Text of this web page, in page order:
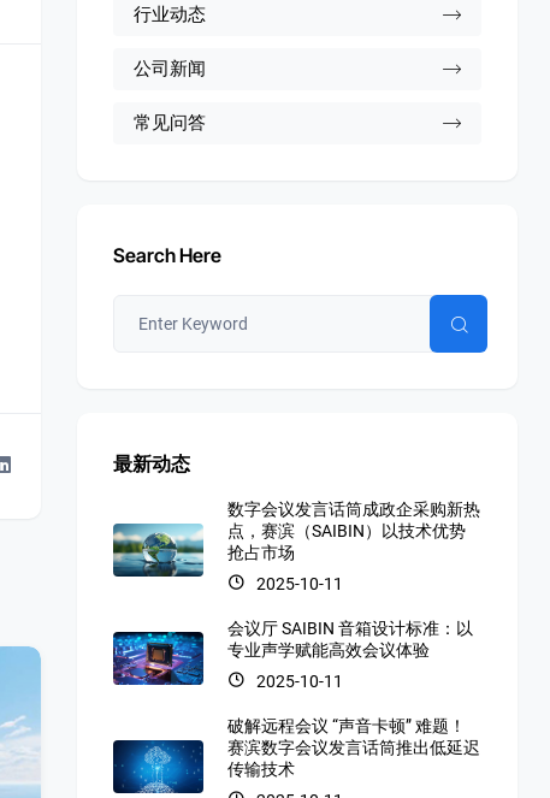
行业动态
公司新闻
常见问答
Search Here
最新动态
数字会议发言话筒成政企采购新热
点，赛滨（SAIBIN）以技术优势
抢占市场
2025-10-11
会议厅 SAIBIN 音箱设计标准：以
专业声学赋能高效会议体验
2025-10-11
破解远程会议 “声音卡顿” 难题！
赛滨数字会议发言话筒推出低延迟
传输技术